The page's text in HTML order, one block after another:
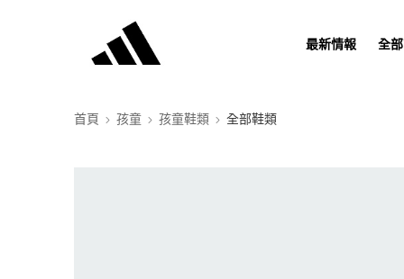
最新情報 全
首頁 孩童 孩童鞋類 全部鞋類